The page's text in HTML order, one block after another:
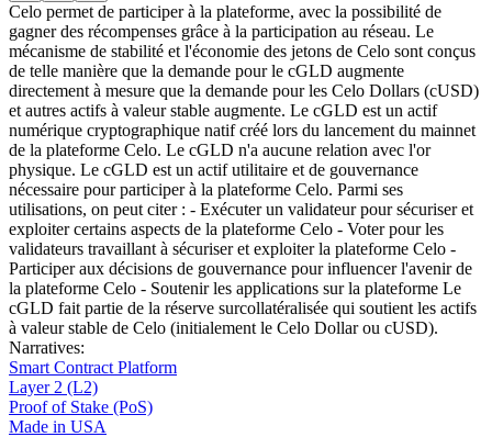
Celo permet de participer à la plateforme, avec la possibilité de
gagner des récompenses grâce à la participation au réseau. Le
mécanisme de stabilité et l'économie des jetons de Celo sont conçus
de telle manière que la demande pour le cGLD augmente
directement à mesure que la demande pour les Celo Dollars (cUSD)
et autres actifs à valeur stable augmente. Le cGLD est un actif
numérique cryptographique natif créé lors du lancement du mainnet
de la plateforme Celo. Le cGLD n'a aucune relation avec l'or
physique. Le cGLD est un actif utilitaire et de gouvernance
nécessaire pour participer à la plateforme Celo. Parmi ses
utilisations, on peut citer : - Exécuter un validateur pour sécuriser et
exploiter certains aspects de la plateforme Celo - Voter pour les
validateurs travaillant à sécuriser et exploiter la plateforme Celo -
Participer aux décisions de gouvernance pour influencer l'avenir de
la plateforme Celo - Soutenir les applications sur la plateforme Le
cGLD fait partie de la réserve surcollatéralisée qui soutient les actifs
à valeur stable de Celo (initialement le Celo Dollar ou cUSD).
Narratives:
Smart Contract Platform
Layer 2 (L2)
Proof of Stake (PoS)
Made in USA